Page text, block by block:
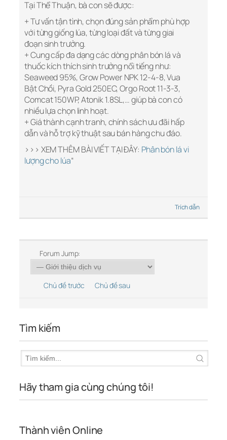
Tại Thể Thuận, bà con sẽ được:
+ Tư vấn tận tình, chọn đúng sản phẩm phù hợp
với từng giống lúa, từng loại đất và từng giai
đoạn sinh trưởng.
+ Cung cấp đa dạng các dòng phân bón lá và
thuốc kích thích sinh trưởng nổi tiếng như:
Seaweed 95%, Grow Power NPK 12-4-8, Vua
Bật Chồi, Pyra Gold 250EC, Orgo Root 11-3-3,
Comcat 150WP, Atonik 1.8SL,… giúp bà con có
nhiều lựa chọn linh hoạt.
+ Giá thành cạnh tranh, chính sách ưu đãi hấp
dẫn và hỗ trợ kỹ thuật sau bán hàng chu đáo.
>>> XEM THÊM BÀI VIẾT TẠI ĐÂY: Phân bón lá vi
lượng cho lúa“
Trích dẫn
Forum Jump:
Chủ đề trước Chủ đề sau
Tìm kiếm
Hãy tham gia cùng chúng tôi!
Thành viên Online